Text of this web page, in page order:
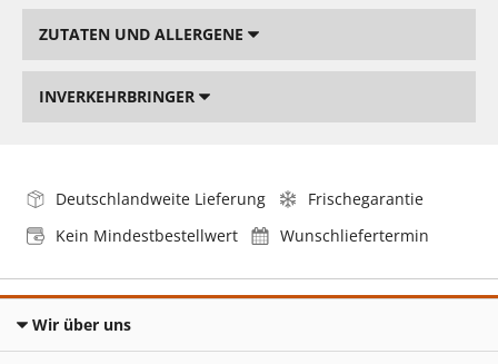
ZUTATEN UND ALLERGENE
INVERKEHRBRINGER
Deutschlandweite Lieferung
Frischegarantie
Kein Mindestbestellwert
Wunschliefertermin
Wir über uns